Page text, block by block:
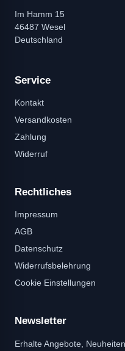
Im Hamm 15
46487 Wesel
Deutschland
Service
Kontakt
Versandkosten
Zahlung
Widerruf
Rechtliches
Impressum
AGB
Datenschutz
Widerrufsbelehrung
Cookie Einstellungen
Newsletter
Erhalte Angebote,